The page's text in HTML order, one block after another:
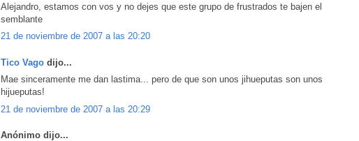
Alejandro, estamos con vos y no dejes que este grupo de frustrados te bajen el
semblante
21 de noviembre de 2007 a las 20:20
Tico Vago dijo...
Mae sinceramente me dan lastima... pero de que son unos jihueputas son unos
hijueputas!
21 de noviembre de 2007 a las 20:29
Anónimo dijo...